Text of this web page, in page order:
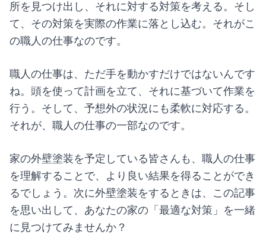
所を見つけ出し、それに対する対策を考える。そし
て、その対策を実際の作業に落とし込む。それがこ
の職人の仕事なのです。
職人の仕事は、ただ手を動かすだけではないんです
ね。頭を使って計画を立て、それに基づいて作業を
行う。そして、予想外の状況にも柔軟に対応する。
それが、職人の仕事の一部なのです。
家の外壁塗装を予定している皆さんも、職人の仕事
を理解することで、より良い結果を得ることができ
るでしょう。次に外壁塗装をするときは、この記事
を思い出して、あなたの家の「最適な対策」を一緒
に見つけてみませんか？